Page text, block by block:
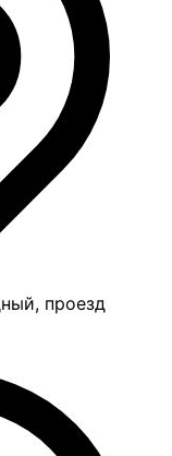
проезд